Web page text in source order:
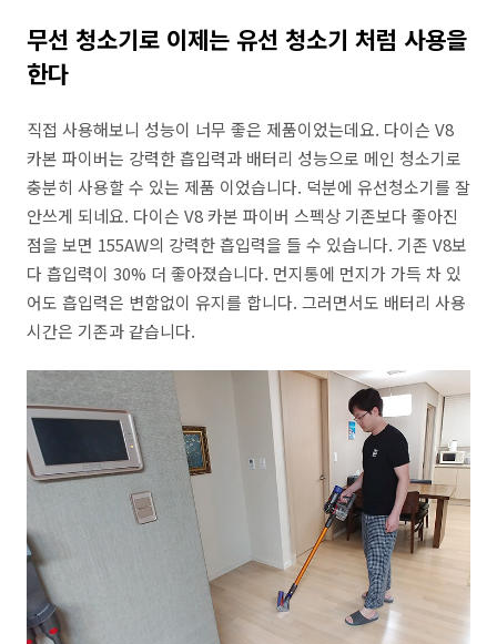
무선 청소기로 이제는 유선 청소기 처럼 사용을
한다
직접 사용해보니 성능이 너무 좋은 제품이었는데요. 다이슨 V8
카본 파이버는 강력한 흡입력과 배터리 성능으로 메인 청소기로
충분히 사용할 수 있는 제품 이었습니다. 덕분에 유선청소기를 잘
안쓰게 되네요. 다이슨 V8 카본 파이버 스펙상 기존보다 좋아진
점을 보면 155AW의 강력한 흡입력을 들 수 있습니다. 기존 V8보
다 흡입력이 30% 더 좋아졌습니다. 먼지통에 먼지가 가득 차 있
어도 흡입력은 변함없이 유지를 합니다. 그러면서도 배터리 사용
시간은 기존과 같습니다.